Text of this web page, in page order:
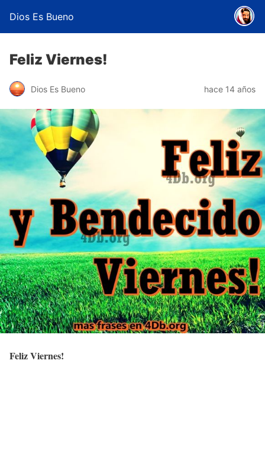
Dios Es Bueno
Feliz Viernes!
Dios Es Bueno hace 14 años
Feliz Viernes!